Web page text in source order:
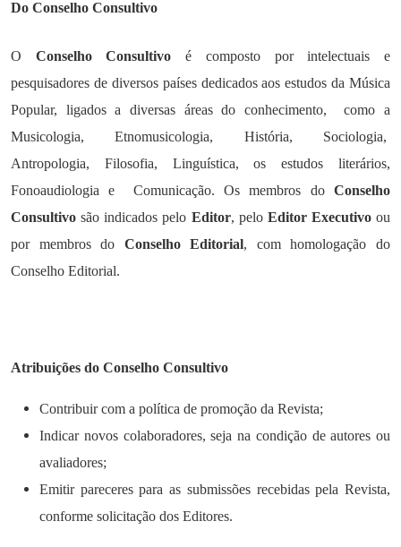
Do Conselho Consultivo
O Conselho Consultivo é composto por intelectuais e
pesquisadores de diversos países dedicados aos estudos da Música
Popular, ligados a diversas áreas do conhecimento, como a
Musicologia, Etnomusicologia, História, Sociologia,
Antropologia, Filosofia, Linguística, os estudos literários,
Fonoaudiologia e Comunicação. Os membros do Conselho
Consultivo são indicados pelo Editor, pelo Editor Executivo ou
por membros do Conselho Editorial, com homologação do
Conselho Editorial.
Atribuições do Conselho Consultivo
Contribuir com a política de promoção da Revista;
Indicar novos colaboradores, seja na condição de autores ou
avaliadores;
Emitir pareceres para as submissões recebidas pela Revista,
conforme solicitação dos Editores.